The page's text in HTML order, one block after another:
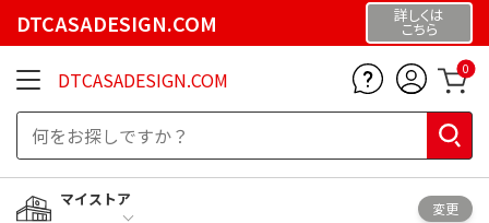
DTCASADESIGN.COM 詳しくは
こちら
DTCASADESIGN.COM 0
マイストア
変更